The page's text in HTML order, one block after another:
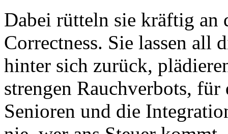
Dabei rütteln sie kräftig an
Correctness. Sie lassen all
hinter sich zurück,
strengen Rauchverbots,
Senioren und die